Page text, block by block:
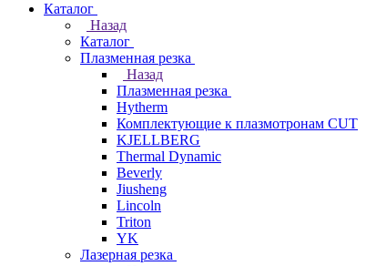
Каталог
Назад
Каталог
Плазменная резка
Назад
Плазменная резка
Hytherm
Комплектующие к плазмотронам CUT
KJELLBERG
Thermal Dynamic
Beverly
Jiusheng
Lincoln
Triton
YK
Лазерная резка